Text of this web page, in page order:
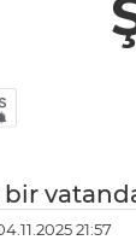
bir
21:57